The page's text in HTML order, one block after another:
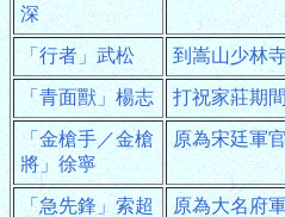
深
「行者」武松 到嵩山少林
「青面獸」楊志 打祝家莊期
「金槍手／金槍
將」徐寧
原為宋廷軍
「急先鋒」索超 原為大名府